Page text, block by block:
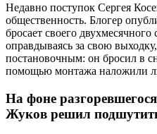
Недавно поступок Сергея
общественность. Блогер
бросает своего
оправдываясь за свою
постановочным: он бросил в
помощью монтажа наложили
На фоне
Жуков решил